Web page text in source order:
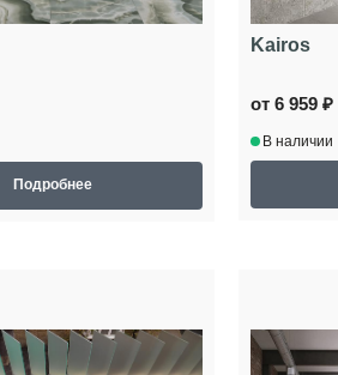
Подробнее
Kairos
от 6 959 ₽
В наличии